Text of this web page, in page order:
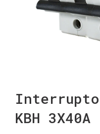
KBH 3X40A